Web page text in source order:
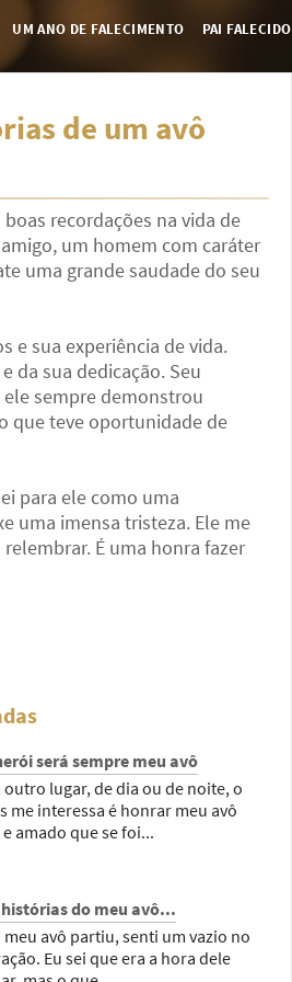
UM ANO DE FALECIMENTO PAI FALECIDO
de um avô
recordações na vida de
um homem com caráter
uma grande saudade do seu
e sua experiência de vida.
da sua dedicação. Seu
sempre demonstrou
que teve oportunidade de
para ele como uma
uma imensa tristeza. Ele me
É uma honra fazer
será sempre meu avô
outro lugar, de dia ou de noite, o
me interessa é honrar meu avô
amado que se foi...
histórias do meu avô...
avô partiu, senti um vazio no
Eu sei que era a hora dele